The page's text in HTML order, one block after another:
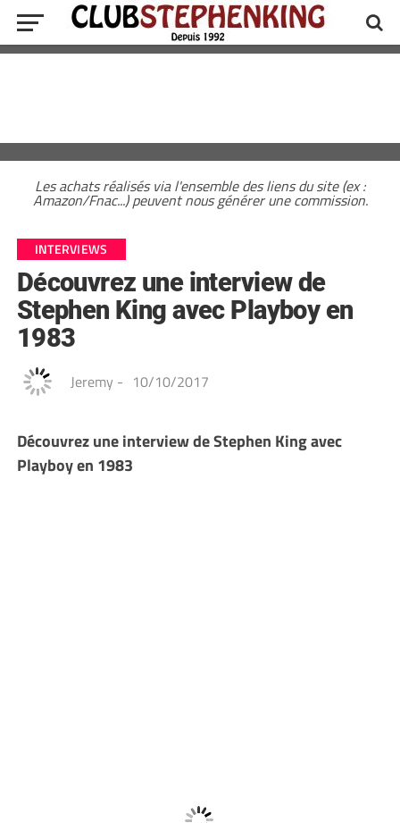
Les achats réalisés via l'ensemble des liens du site (ex :
Amazon/Fnac...) peuvent nous générer une commission.
INTERVIEWS
Découvrez une interview de
Stephen King avec Playboy en
1983
Jeremy - 10/10/2017
Découvrez une interview de Stephen King avec
Playboy en 1983